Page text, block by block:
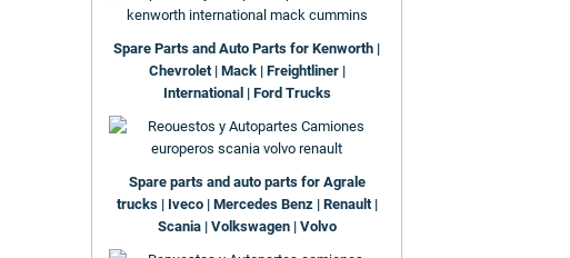
Spare Parts and Auto Parts for Kenworth |
Chevrolet | Mack | Freightliner |
International | Ford Trucks
Spare parts and auto parts for Agrale
trucks | Iveco | Mercedes Benz | Renault |
Scania | Volkswagen | Volvo